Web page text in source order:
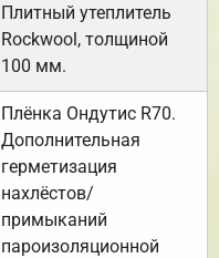
Плитный утеплитель
Rockwool, толщиной
100 мм.
Плёнка Ондутис R70.
Дополнительная
герметизация
нахлёстов/
примыканий
пароизоляционной